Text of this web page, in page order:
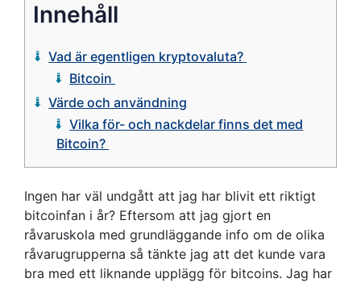
Innehåll
Vad är egentligen kryptovaluta?
Bitcoin
Värde och användning
Vilka för- och nackdelar finns det med
Bitcoin?
Ingen har väl undgått att jag har blivit ett riktigt
bitcoinfan i år? Eftersom att jag gjort en
råvaruskola med grundläggande info om de olika
råvarugrupperna så tänkte jag att det kunde vara
bra med ett liknande upplägg för bitcoins. Jag har